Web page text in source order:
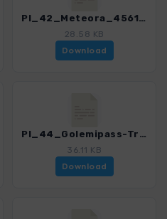
PI_42_Meteora_4561_1.gpx
28.58 KB
Download
PI_44_Golemipass-Trigia_4561_1.gpx
36.11 KB
Download